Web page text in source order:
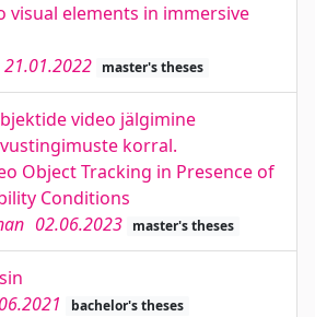
visual elements in immersive
21.01.2022 master's theses
video jälgimine
korral.
Object Tracking in Presence of
Conditions
02.06.2023 master's theses
bachelor's theses